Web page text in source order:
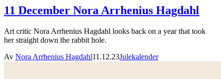
11 December Nora Arrhenius Hagdahl
Art critic Nora Arrhenius Hagdahl looks back on a year that took
her straight down the rabbit hole.
Av Nora Arrhenius Hagdahl11.12.23Julekalender